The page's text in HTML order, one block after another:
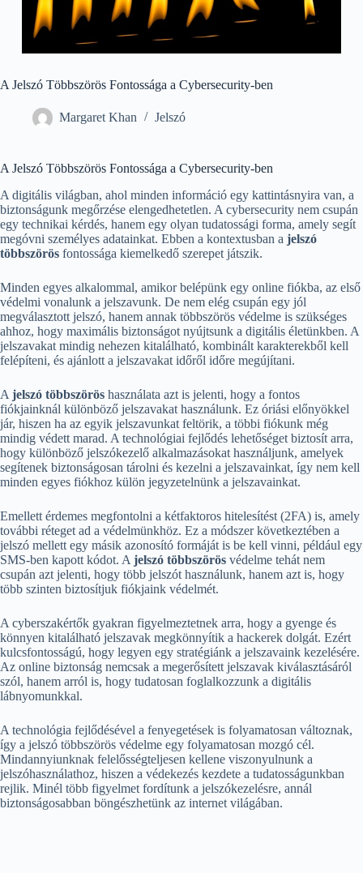
A Jelszó Többszörös Fontossága a Cybersecurity-ben
Margaret Khan Jelszó
A Jelszó Többszörös Fontossága a Cybersecurity-ben
A digitális világban, ahol minden információ egy kattintásnyira van, a
biztonságunk megőrzése elengedhetetlen. A cybersecurity nem csupán
egy technikai kérdés, hanem egy olyan tudatossági forma, amely segít
megóvni személyes adatainkat. Ebben a kontextusban a jelszó
többszörös fontossága kiemelkedő szerepet játszik.
Minden egyes alkalommal, amikor belépünk egy online fiókba, az első
védelmi vonalunk a jelszavunk. De nem elég csupán egy jól
megválasztott jelszó, hanem annak többszörös védelme is szükséges
ahhoz, hogy maximális biztonságot nyújtsunk a digitális életünkben. A
jelszavakat mindig nehezen kitalálható, kombinált karakterekből kell
felépíteni, és ajánlott a jelszavakat időről időre megújítani.
A jelszó többszörös használata azt is jelenti, hogy a fontos
fiókjainknál különböző jelszavakat használunk. Ez óriási előnyökkel
jár, hiszen ha az egyik jelszavunkat feltörik, a többi fiókunk még
mindig védett marad. A technológiai fejlődés lehetőséget biztosít arra,
hogy különböző jelszókezelő alkalmazásokat használjunk, amelyek
segítenek biztonságosan tárolni és kezelni a jelszavainkat, így nem kell
minden egyes fiókhoz külön jegyzetelnünk a jelszavainkat.
Emellett érdemes megfontolni a kétfaktoros hitelesítést (2FA) is, amely
további réteget ad a védelmünkhöz. Ez a módszer következtében a
jelszó mellett egy másik azonosító formáját is be kell vinni, például egy
SMS-ben kapott kódot. A jelszó többszörös védelme tehát nem
csupán azt jelenti, hogy több jelszót használunk, hanem azt is, hogy
több szinten biztosítjuk fiókjaink védelmét.
A cyberszakértők gyakran figyelmeztetnek arra, hogy a gyenge és
könnyen kitalálható jelszavak megkönnyítik a hackerek dolgát. Ezért
kulcsfontosságú, hogy legyen egy stratégiánk a jelszavaink kezelésére.
Az online biztonság nemcsak a megerősített jelszavak kiválasztásáról
szól, hanem arról is, hogy tudatosan foglalkozzunk a digitális
lábnyomunkkal.
A technológia fejlődésével a fenyegetések is folyamatosan változnak,
így a jelszó többszörös védelme egy folyamatosan mozgó cél.
Mindannyiunknak felelősségteljesen kellene viszonyulnunk a
jelszóhasználathoz, hiszen a védekezés kezdete a tudatosságunkban
rejlik. Minél több figyelmet fordítunk a jelszókezelésre, annál
biztonságosabban böngészhetünk az internet világában.